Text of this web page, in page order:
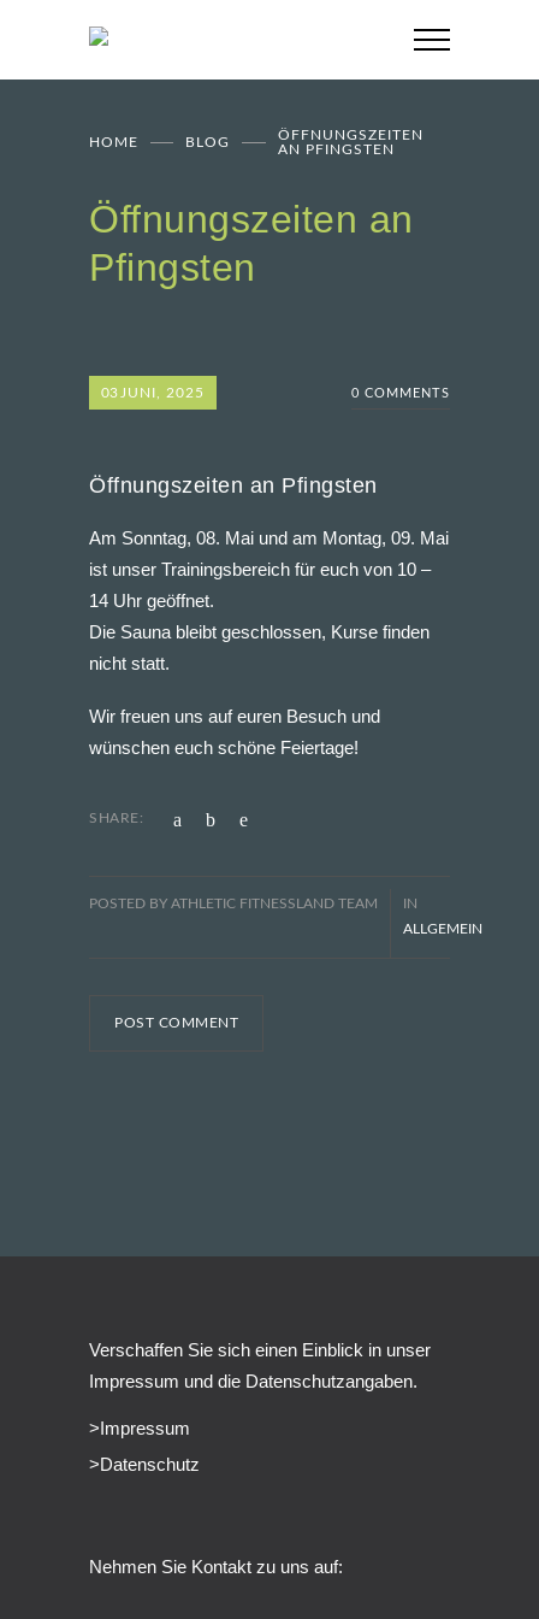
HOME BLOG
ÖFFNUNGSZEITEN
AN PFINGSTEN
Öffnungszeiten an
Pfingsten
03 JUNI, 2025 0 COMMENTS
Öffnungszeiten an Pfingsten
Am Sonntag, 08. Mai und am Montag, 09. Mai
ist unser Trainingsbereich für euch von 10 –
14 Uhr geöffnet.
Die Sauna bleibt geschlossen, Kurse finden
nicht statt.
Wir freuen uns auf euren Besuch und
wünschen euch schöne Feiertage!
SHARE:
POST COMMENT
POSTED BY ATHLETIC FITNESSLAND TEAM
IN
ALLGEMEIN
Verschaffen Sie sich einen Einblick in unser
Impressum und die Datenschutzangaben.
>Impressum
>Datenschutz
Nehmen Sie Kontakt zu uns auf: